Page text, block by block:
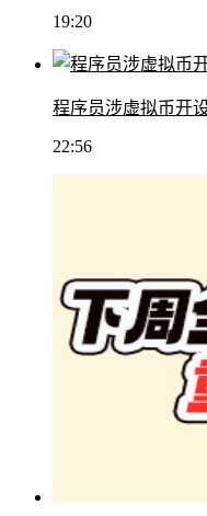
19:20
程序员涉虚拟币开
22:56